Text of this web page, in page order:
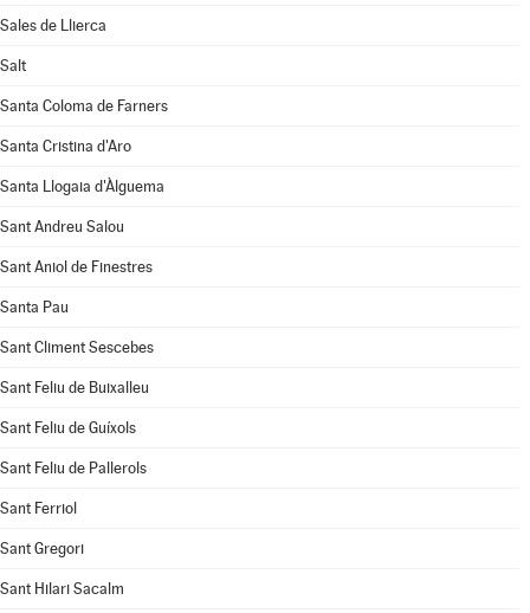
Sales de Llierca
Salt
Santa Coloma de Farners
Santa Cristina d'Aro
Santa Llogaia d'Àlguema
Sant Andreu Salou
Sant Aniol de Finestres
Santa Pau
Sant Climent Sescebes
Sant Feliu de Buixalleu
Sant Feliu de Guíxols
Sant Feliu de Pallerols
Sant Ferriol
Sant Gregori
Sant Hilari Sacalm